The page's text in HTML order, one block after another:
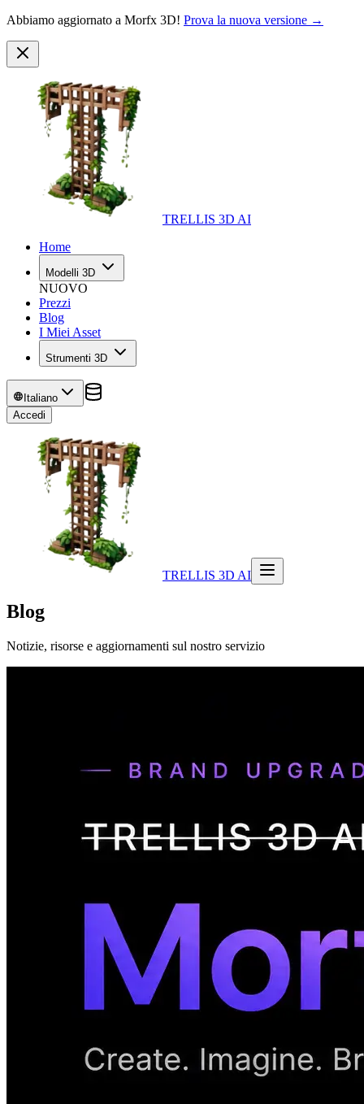
Abbiamo aggiornato a Morfx 3D! Prova la nuova versione →
TRELLIS 3D AI
Home
Modelli 3D
NUOVO
Prezzi
Blog
I Miei Asset
Strumenti 3D
Italiano
Accedi
TRELLIS 3D AI
Blog
Notizie, risorse e aggiornamenti sul nostro servizio